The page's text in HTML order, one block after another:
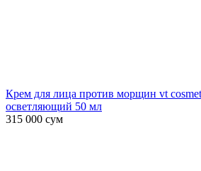
Крем для лица против морщин vt
осветляющий 50 мл
315 000 сум